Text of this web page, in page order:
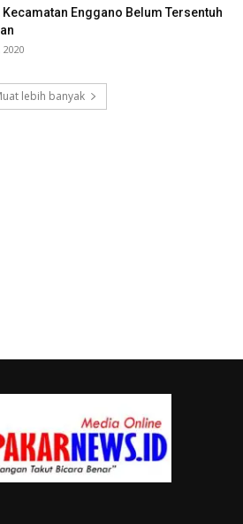
Kecamatan Enggano Belum Tersentuh
2020
lebih banyak